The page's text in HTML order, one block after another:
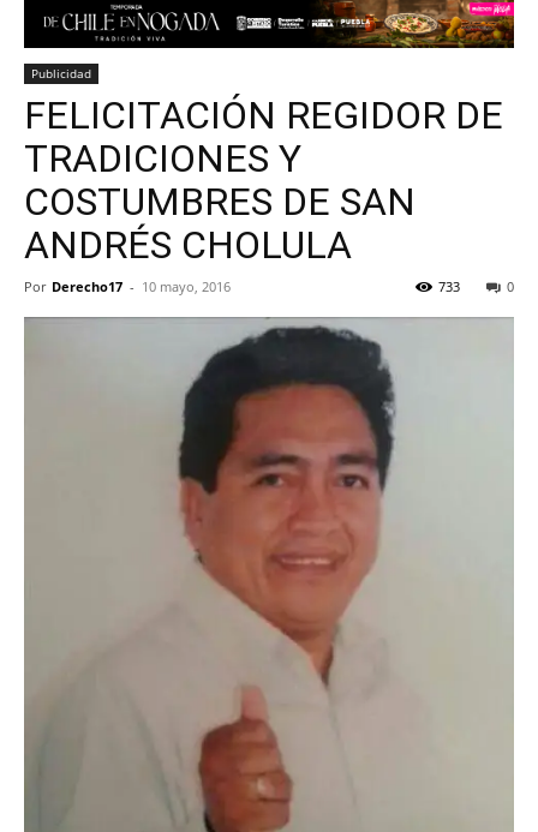
Publicidad
FELICITACIÓN REGIDOR DE
TRADICIONES Y
COSTUMBRES DE SAN
ANDRÉS CHOLULA
Por Derecho17 - 10 mayo, 2016 0
733